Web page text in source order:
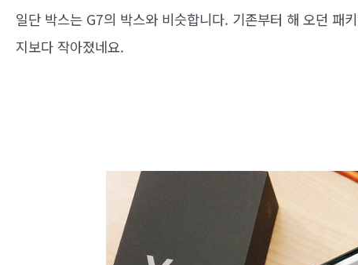
일단 박스는 G7의 박스와 비슷합니다. 기존부터 해 오던 패
지보다 작아졌네요.